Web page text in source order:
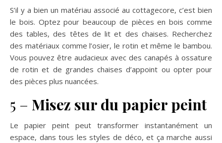
S’il y a bien un matériau associé au cottagecore, c’est bien
le bois. Optez pour beaucoup de pièces en bois comme
des tables, des têtes de lit et des chaises. Recherchez
des matériaux comme l’osier, le rotin et même le bambou.
Vous pouvez être audacieux avec des canapés à ossature
de rotin et de grandes chaises d’appoint ou opter pour
des pièces plus nuancées.
5 – Misez sur du papier peint
Le papier peint peut transformer instantanément un
espace, dans tous les styles de déco, et ça marche aussi